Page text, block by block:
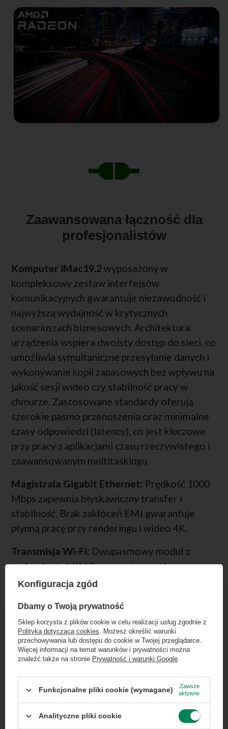
Zaawansowana łączność dla
profesjonalistów
Komputer iMac19,2 wyposażony w
kompleksowy zestaw interfejsów
komunikacyjnych gwarantuje niezawodność i
najwyższą wydajność w krytycznych
scenariuszach biznesowych. Architektura
urządzenia wspiera dwoisty dostęp do sieci, co
umożliwia symultaniczne przesyłanie danych i
wykonywanie kopii zapasowych bez wpływu na
jakość sesji wideo czy stabilność pracy w
chmurze. Zastosowane standardy oferują
szerokie pasmo przenoszenia oraz minimalne
czasy odpowiedzi (latency), co jest kluczowe
przy pracy z aplikacjami czasu rzeczywistego i
zaawansowanym multitaskingu.
Magistrala Gigabit Ethernet: Prędkość 1000
Mbps zapewnia błyskawiczny transfer i
stabilność. Brak zakłóceń EMI gwarantuje
płynną pracę przy renderingu i wideo 4K.
Transmisja Wi-Fi: Dwupasmowy moduł z
technologią MIMO zapewnia wysoką
responsywność. Stabilne połączenie i płynny
Specyfikacja techniczna interfejsów
łączności:
LAN 10/100/1000 Mbps
Wi-Fi
Dołącz do newslettera Green
Computers
Zgarnij jako pierwszy informacje o zniżkach i
rabatach w naszym sklepie!
...lub zadzwoń od razu, aby odebrać
przy zamówieniu telefonicznym
50 zł rabatu!
Rabat 50 zł przy zamówieniach powyżej 300 zł. Oferta
Konfiguracja zgód
Dbamy o Twoją prywatność
Sklep korzysta z plików cookie w celu realizacji usług zgodnie z
Polityką dotyczącą cookies. Możesz określić warunki
przechowywania lub dostępu do cookie w Twojej przeglądarce.
Więcej informacji na temat warunków i prywatności można
znaleźć także na stronie Prywatność i warunki Google.
Funkcjonalne pliki cookie (wymagane)
Zawsze
aktywne
Analityczne pliki cookie